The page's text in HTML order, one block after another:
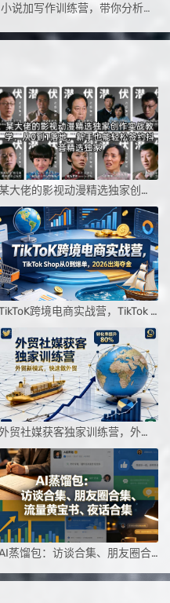
小说加写作训练营，带你分析如何在当下脱颖而出，开启你的职业创作之路
某大佬的影视动漫精选独家创作实战教学，从0到1落地，新手也能轻松签约抖音精选独家
TikToK跨境电商实战营，TikTok Shop从0到爆单，2026出海夺金
外贸社媒获客独家训练营，外贸新模式，快速做外贸（更新26年4月）
AI蒸馏包：访谈合集、朋友圈合集、流量黄宝书、夜话合集【文档】